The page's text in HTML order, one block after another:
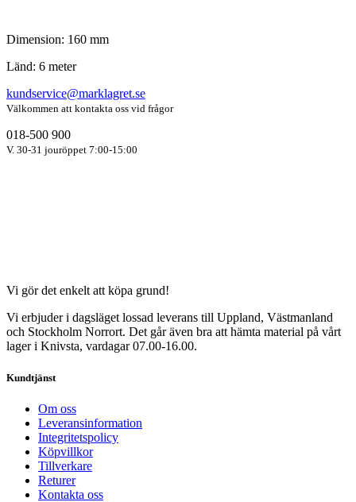
Dimension: 160 mm
Länd: 6 meter
kundservice@marklagret.se
Välkommen att kontakta oss vid frågor
018-500 900
V. 30-31 jouröppet 7:00-15:00
Vi gör det enkelt att köpa grund!
Vi erbjuder i dagsläget lossad leverans till Uppland, Västmanland
och Stockholm Norrort. Det går även bra att hämta material på vårt
lager i Knivsta, vardagar 07.00-16.00.
Kundtjänst
Om oss
Leveransinformation
Integritetspolicy
Köpvillkor
Tillverkare
Returer
Kontakta oss